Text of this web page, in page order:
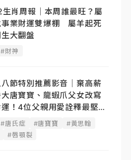
生肖周報｜本周誰最旺？屬
事業財運雙爆棚 屬羊起死
大翻盤
#財神
八節特別推薦影音｜棄高薪
唐寶寶、龍蝦爪父女改寫
！4位父親用愛詮釋最堅韌
盾
#唐氏症 #唐寶寶
#黃思翰
#唇顎裂